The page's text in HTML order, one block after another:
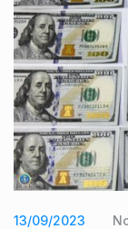
13/09/2023